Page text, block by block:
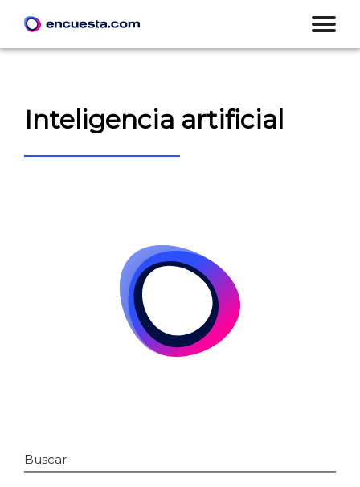
Inteligencia artificial
Buscar